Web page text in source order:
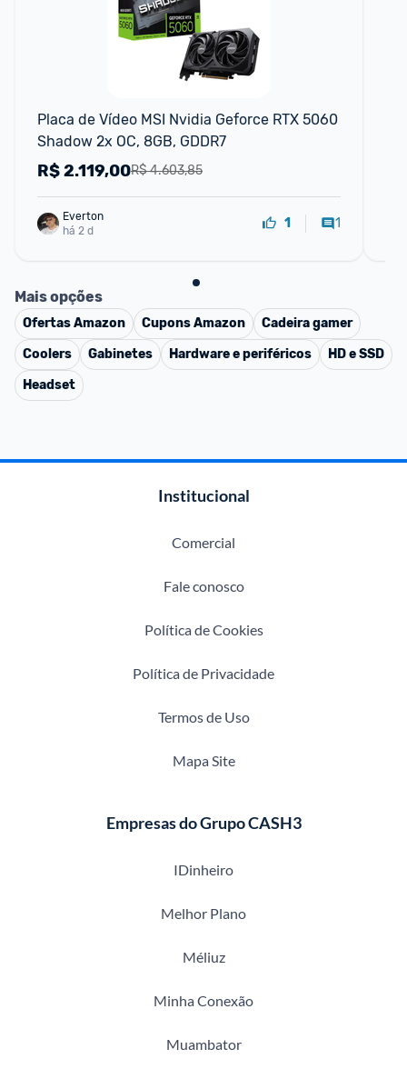
Placa de Vídeo MSI Nvidia Geforce RTX 5060
Shadow 2x OC, 8GB, GDDR7
R$ 4.603,85
R$2.119,00
Everton
há 2 d
1 1
Mais opções
OfertasAmazon CuponsAmazon
Cadeira gamer
Coolers
Gabinetes Hardware e periféricos
HD e SSD
Headset
Institucional
Comercial
Fale conosco
Política de Cookies
Política de Privacidade
Termos de Uso
Mapa Site
Empresas do Grupo CASH3
IDinheiro
Melhor Plano
Méliuz
Minha Conexão
Muambator